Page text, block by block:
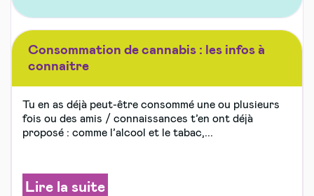
Consommation de cannabis : les infos à
connaitre
Tu en as déjà peut-être consommé une ou plusieurs
fois ou des amis / connaissances t’en ont déjà
proposé : comme l’alcool et le tabac,...
Lire la suite